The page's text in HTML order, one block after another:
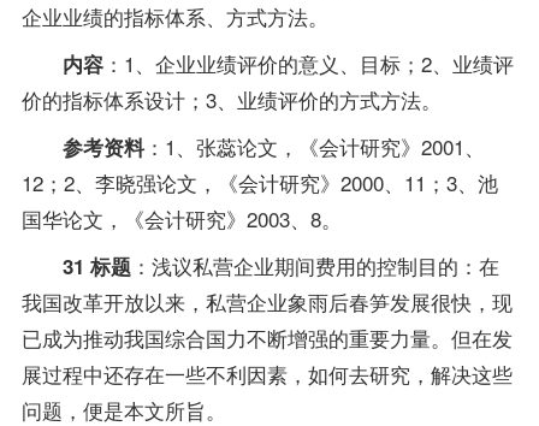
企业业绩的指标体系、方式方法。
内容：1、企业业绩评价的意义、目标；2、业绩评
价的指标体系设计；3、业绩评价的方式方法。
参考资料：1、张蕊论文，《会计研究》2001、
12；2、李晓强论文，《会计研究》2000、11；3、池
国华论文，《会计研究》2003、8。
31 标题：浅议私营企业期间费用的控制目的：在
我国改革开放以来，私营企业象雨后春笋发展很快，现
已成为推动我国综合国力不断增强的重要力量。但在发
展过程中还存在一些不利因素，如何去研究，解决这些
问题，便是本文所旨。